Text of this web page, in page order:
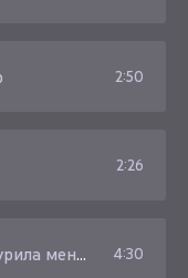
2:50
2:26
меня дурью 4:30